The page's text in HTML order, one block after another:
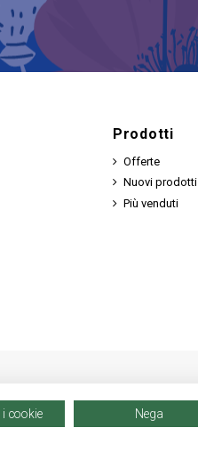
Prodotti
Offerte
Nuovi prodotti
Più venduti
cookie Nega